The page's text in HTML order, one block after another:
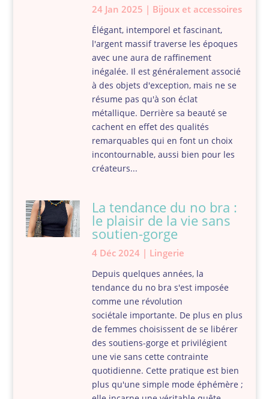
24 Jan 2025 | Bijoux et accessoires
Élégant, intemporel et fascinant,
l'argent massif traverse les époques
avec une aura de raffinement
inégalée. Il est généralement associé
à des objets d'exception, mais ne se
résume pas qu'à son éclat
métallique. Derrière sa beauté se
cachent en effet des qualités
remarquables qui en font un choix
incontournable, aussi bien pour les
créateurs...
La tendance du no bra :
le plaisir de la vie sans
soutien-gorge
4 Déc 2024 | Lingerie
Depuis quelques années, la
tendance du no bra s'est imposée
comme une révolution
sociétale importante. De plus en plus
de femmes choisissent de se libérer
des soutiens-gorge et privilégient
une vie sans cette contrainte
quotidienne. Cette pratique est bien
plus qu'une simple mode éphémère ;